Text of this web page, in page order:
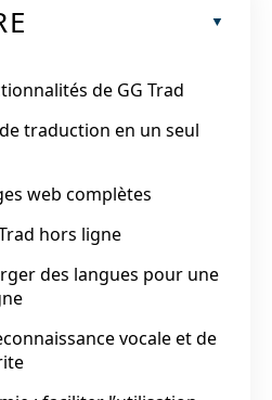
de GG Trad
traduction en un seul
web complètes
hors ligne
des langues pour une
vocale et de